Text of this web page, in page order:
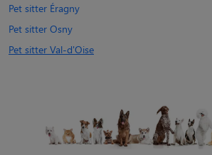
Pet sitter Éragny
Pet sitter Osny
Pet sitter Val-d'Oise